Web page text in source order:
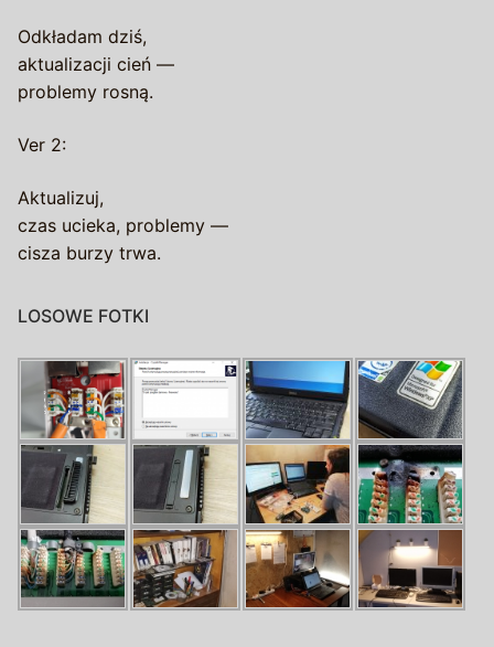
Odkładam dziś,
aktualizacji cień —
problemy rosną.
Ver 2:
Aktualizuj,
czas ucieka, problemy —
cisza burzy trwa.
LOSOWE FOTKI